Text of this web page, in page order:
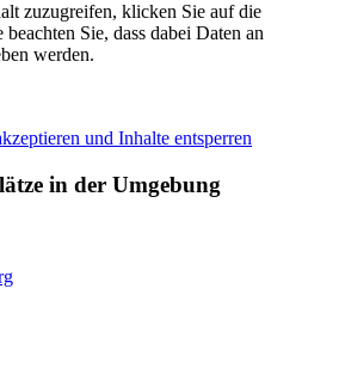
zuzugreifen, klicken Sie auf die
Sie, dass dabei Daten an
werden.
und Inhalte entsperren
in der Umgebung